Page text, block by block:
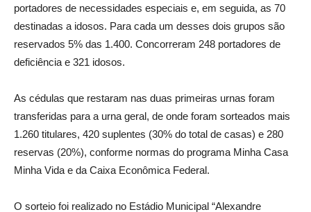
portadores de necessidades especiais e, em seguida, as 70
destinadas a idosos. Para cada um desses dois grupos são
reservados 5% das 1.400. Concorreram 248 portadores de
deficiência e 321 idosos.
As cédulas que restaram nas duas primeiras urnas foram
transferidas para a urna geral, de onde foram sorteados mais
1.260 titulares, 420 suplentes (30% do total de casas) e 280
reservas (20%), conforme normas do programa Minha Casa
Minha Vida e da Caixa Econômica Federal.
O sorteio foi realizado no Estádio Municipal “Alexandre